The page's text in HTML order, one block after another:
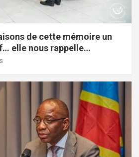
de cette mémoire un
elle nous rappelle
de la vérité », lance